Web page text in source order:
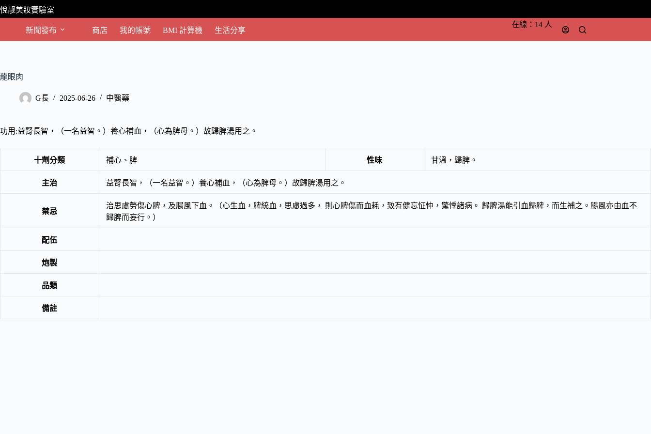
跳
至
要
悅靓美妝實驗室
新聞發布 商店 我的帳號 BMI 計算機 生活分享
在線：14 人
龍眼肉
G長 2025-06-26 中醫藥
功用:益腎長智，（一名益智。）養心補血，（心為脾母。）故歸脾湯用之。
十劑分類 補心、脾 性味 甘溫，歸脾。
主治 益腎長智，（一名益智。）養心補血，（心為脾母。）故歸脾湯用之。
禁忌
治思慮勞傷心脾，及腸風下血。（心生血，脾統血，思慮過多， 則心脾傷而血耗，致有健忘怔忡，驚悸諸病。 歸脾湯能引血歸脾，而生補之。腸風亦由血不
歸脾而妄行。）
配伍
炮製
品類
備註